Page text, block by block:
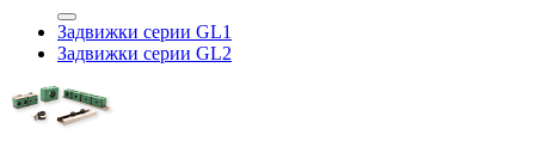
Задвижки серии GL1
Задвижки серии GL2